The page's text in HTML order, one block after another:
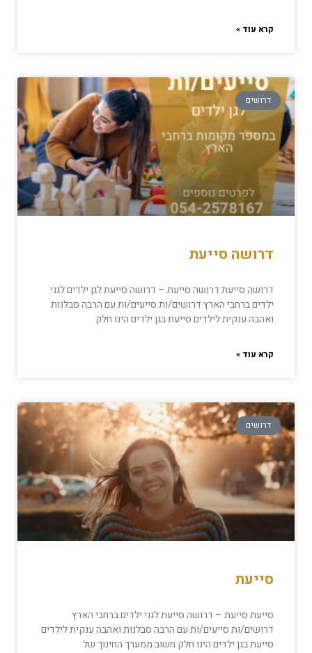
קרא עוד »
דרושים
דרושה סייעת
דרושה סייעת דרושה סייעת – דרושה סייעת לגן ילדים לגני
ילדים ברחבי הארץ דרושים/ות סייעים/ות עם הרבה סבלנות
ואהבה ענקית לילדים סייעת בגן ילדים הינו חלק
קרא עוד »
דרושים
סייעת
סייעת סייעת – דרושה סייעת לגני ילדים ברחבי הארץ
דרושים/ות סייעים/ות עם הרבה סבלנות ואהבה ענקית לילדים
סייעת בגן ילדים הינו חלק חשוב ממערך החינוך של